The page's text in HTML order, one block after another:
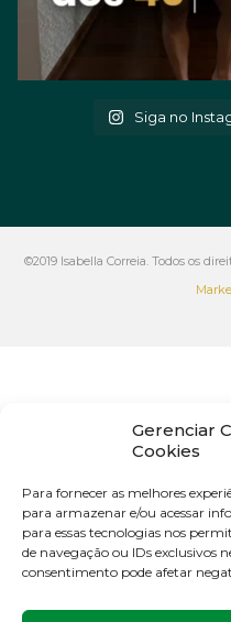
Gerenciar
Cookies
Para fornecer as melhores
para armazenar e/ou acessar
para essas tecnologias nos
de navegação ou IDs exclusivos
consentimento pode afetar
Siga no
©2019 Isabella Correia. Todos os